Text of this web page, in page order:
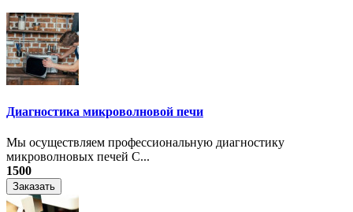
Диагностика микроволновой печи
Мы осуществляем профессиональную диагностику
микроволновых печей С...
1500
Заказать